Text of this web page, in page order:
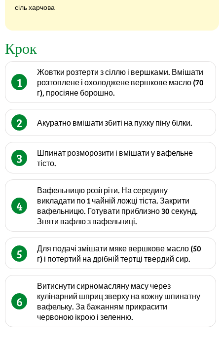
сіль харчова
Крок
1
Жовтки розтерти з сіллю і вершками. Вмішати
розтоплене і охолоджене вершкове масло (70
г), просіяне борошно.
2 Акуратно вмішати збиті на пухку піну білки.
3
Шпинат розморозити і вмішати у вафельне
тісто.
4
Вафельницю розігріти. На середину
викладати по 1 чайній ложці тіста. Закрити
вафельницю. Готувати приблизно 30 секунд.
Зняти вафлю з вафельниці.
5
Для подачі змішати мяке вершкове масло (50
г) і потертий на дрібній тертці твердий сир.
6
Витиснути сирномасляну масу через
кулінарний шприц зверху на кожну шпинатну
вафельку. За бажанням прикрасити
червоною ікрою і зеленню.